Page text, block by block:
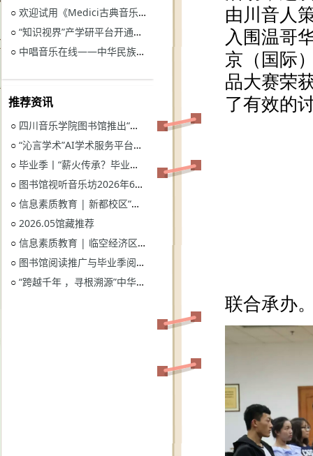
○ 欢迎试用《Medici古典音乐视听图书馆》
○ “知识视界”产学研平台开通试用通知
○ 中唱音乐在线——中华民族音乐与戏曲资源库开通试用
推荐资讯
○ 四川音乐学院图书馆推出“忆长征？书香路”纪念中国工农红军长征胜利90周年系列活动
○ “沁言学术”AI学术服务平台开通试用
○ 毕业季丨“薪火传承？毕业生图书漂流”活动
○ 图书馆视听音乐坊2026年6月展播季
○ 信息素质教育 | 新都校区“图书馆多媒体资源的鉴赏和利用”电子资源讲座
○ 2026.05馆藏推荐
○ 信息素质教育 | 临空经济区校区“读秀学术资源一站式获取与电子资源远程访问”电子资源讲座
○ 图书馆阅读推广与毕业季阅读活动意见征集
○ “跨越千年 ，寻根溯源”中华优秀传统文化主题活动获奖名单